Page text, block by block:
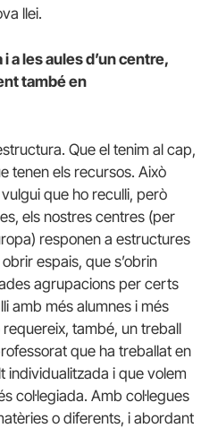
llei.
a les aules d’un centre,
també en
Que el tenim al cap,
tenen els recursos. Això
que ho reculli, però
els nostres centres (per
responen a estructures
espais, que s’obrin
agrupacions per certs
amb més alumnes i més
també, un treball
que ha treballat en
individualitzada i que volem
col·legiada. Amb col·legues
o diferents, i abordant